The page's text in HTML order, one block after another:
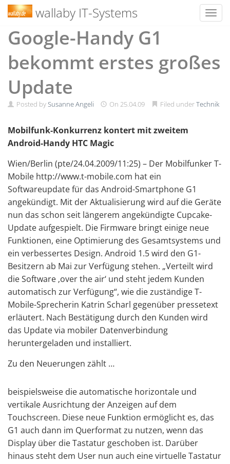
Skip
wallaby IT-Systems
Google-Handy G1
bekommt erstes großes
Update
Posted bySusanne Angeli On 25.04.09 Filed underTechnik
Mobilfunk-Konkurrenz kontert mit zweitem
Android-Handy HTC Magic
Wien/Berlin (pte/24.04.2009/11:25) – Der Mobilfunker T-
Mobile http://www.t-mobile.com hat ein
Softwareupdate für das Android-Smartphone G1
angekündigt. Mit der Aktualisierung wird auf die Geräte
nun das schon seit längerem angekündigte Cupcake-
Update aufgespielt. Die Firmware bringt einige neue
Funktionen, eine Optimierung des Gesamtsystems und
ein verbessertes Design. Android 1.5 wird den G1-
Besitzern ab Mai zur Verfügung stehen. „Verteilt wird
die Software ‚over the air‘ und steht jedem Kunden
automatisch zur Verfügung“, wie die zuständige T-
Mobile-Sprecherin Katrin Scharl gegenüber pressetext
erläutert. Nach Bestätigung durch den Kunden wird
das Update via mobiler Datenverbindung
heruntergeladen und installiert.
Zu den Neuerungen zählt …
beispielsweise die automatische horizontale und
vertikale Ausrichtung der Anzeigen auf dem
Touchscreen. Diese neue Funktion ermöglicht es, das
G1 auch dann im Querformat zu nutzen, wenn das
Display über die Tastatur geschoben ist. Darüber
hinaus steht dem User nun auch eine virtuelle Tastatur